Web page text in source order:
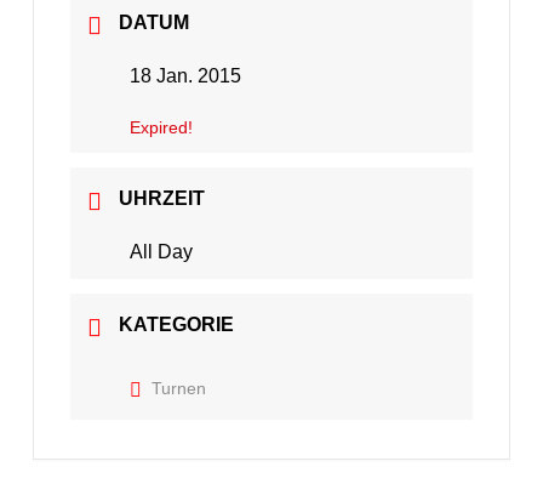
DATUM
18 Jan. 2015
Expired!
UHRZEIT
All Day
KATEGORIE
Turnen